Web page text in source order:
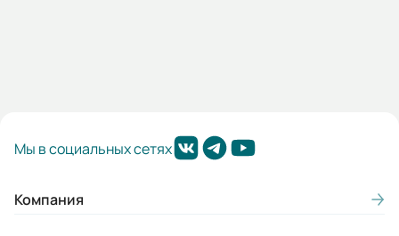
Мы в социальных сетях
Компания